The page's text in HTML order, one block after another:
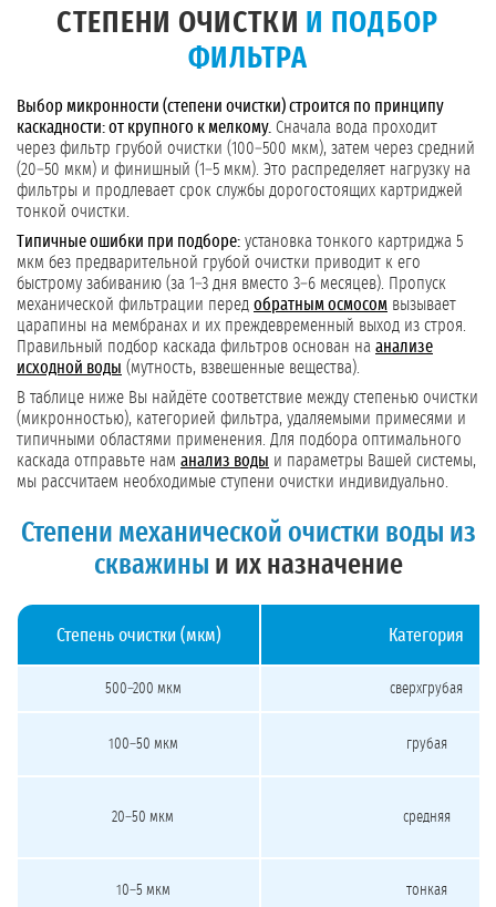
СТЕПЕНИ ОЧИСТКИ И ПОДБОР
ФИЛЬТРА
Выбор микронности (степени очистки) строится по принципу
каскадности: от крупного к мелкому. Сначала вода проходит
через фильтр грубой очистки (100–500 мкм), затем через средний
(20–50 мкм) и финишный (1–5 мкм). Это распределяет нагрузку на
фильтры и продлевает срок службы дорогостоящих картриджей
тонкой очистки.
Типичные ошибки при подборе: установка тонкого картриджа 5
мкм без предварительной грубой очистки приводит к его
быстрому забиванию (за 1–3 дня вместо 3–6 месяцев). Пропуск
механической фильтрации перед обратным осмосом вызывает
царапины на мембранах и их преждевременный выход из строя.
Правильный подбор каскада фильтров основан на анализе
исходной воды (мутность, взвешенные вещества).
В таблице ниже Вы найдёте соответствие между степенью очистки
(микронностью), категорией фильтра, удаляемыми примесями и
типичными областями применения. Для подбора оптимального
каскада отправьте нам анализ воды и параметры Вашей системы,
мы рассчитаем необходимые ступени очистки индивидуально.
Степени механической очистки воды из
скважины и их назначение
Степень очистки (мкм) Категория
500–200 мкм сверхгрубая
100–50 мкм грубая
20–50 мкм средняя
10–5 мкм тонкая